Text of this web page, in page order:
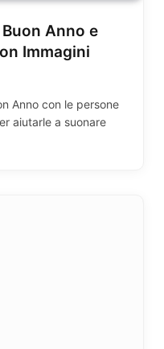
Anno e
Immagini
Anno con le persone
aiutarle a suonare